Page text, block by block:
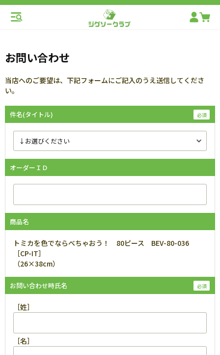
お問い合わせ
当店へのご要望は、下記フォームにご記入のうえ送信してくださ
い。
件名(タイトル)
オーダーＩＤ
商品名
トミカを色でならべちゃおう！ 80ピース BEV-80-036
［CP-IT］
（26×38cm）
お問い合わせ時氏名
［姓］
［名］